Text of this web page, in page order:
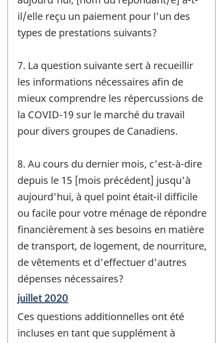
il/elle reçu un paiement pour l'un des
types de prestations suivants?
7. La question suivante sert à recueillir
les informations nécessaires afin de
mieux comprendre les répercussions de
la COVID-19 sur le marché du travail
pour divers groupes de Canadiens.
8. Au cours du dernier mois, c'est-à-dire
depuis le 15 [mois précédent] jusqu'à
aujourd'hui, à quel point était-il difficile
ou facile pour votre ménage de répondre
financièrement à ses besoins en matière
de transport, de logement, de nourriture,
de vêtements et d'effectuer d'autres
dépenses nécessaires?
Période
référence
de
juillet 2020
Ces questions additionnelles ont été
incluses en tant que supplément à